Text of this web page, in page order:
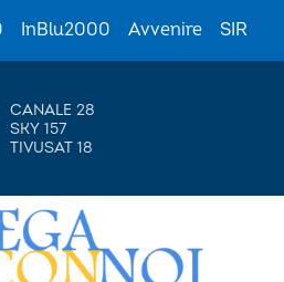
InBlu2000 Avvenire SIR
CANALE 28
SKY 157
TIVUSAT 18